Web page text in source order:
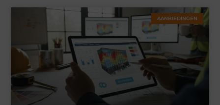
AANBIEDINGEN